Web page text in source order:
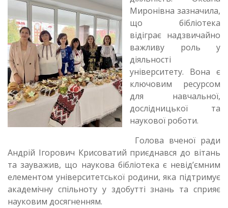
Миронівна зазначила,
що бібліотека
відіграє надзвичайно
важливу роль у
діяльності
університету. Вона є
ключовим ресурсом
для навчальної,
дослідницької та
наукової роботи.
Голова вченої ради
Андрій Ігорович Крисоватий приєднався до вітань
та зауважив, що наукова бібліотека є невід’ємним
елементом університетської родини, яка підтримує
академічну спільноту у здобутті знань та сприяє
науковим досягненням.